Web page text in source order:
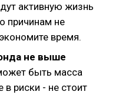
активную жизнь
причинам не
время.
не выше
быть масса
в риски - не стоит